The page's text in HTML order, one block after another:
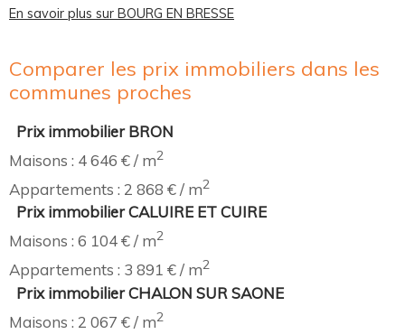
En savoir plus sur BOURG EN BRESSE
Comparer les prix immobiliers dans les
communes proches
Prix immobilier BRON
Maisons : 4 646 € / m2
Appartements : 2 868 € / m2
Prix immobilier CALUIRE ET CUIRE
Maisons : 6 104 € / m2
Appartements : 3 891 € / m2
Prix immobilier CHALON SUR SAONE
Maisons : 2 067 € / m2